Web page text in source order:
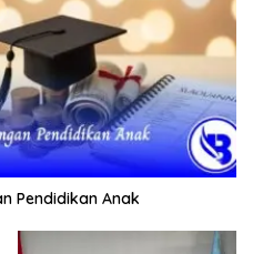
Pendidikan Anak